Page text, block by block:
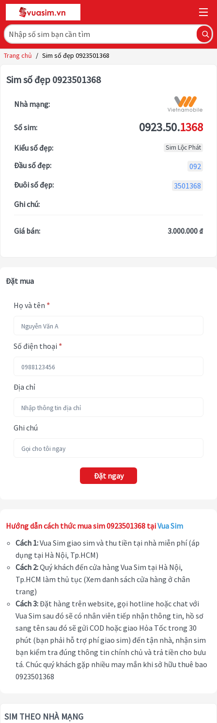
Trang chủ / Sim số đẹp 0923501368
Sim số đẹp 0923501368
Nhà mạng:
Số sim: 0923.50.1368
Kiểu số đẹp: Sim Lộc Phát
Đầu số đẹp:
092
Đuôi số đẹp:
3501368
Ghi chú:
Giá bán: 3.000.000 ₫
Đặt mua
Họ và tên *
Số điện thoại *
Địa chỉ
Ghi chú
Đặt ngay
Hướng dẫn cách thức mua sim 0923501368 tạiVua Sim
Cách 1:Vua Sim giao sim và thu tiền tại nhà miễn phí (áp
dụng tại Hà Nội, Tp.HCM)
Cách 2:Quý khách đến cửa hàng Vua Sim tại Hà Nội,
Tp.HCM làm thủ tục (Xem danh sách cửa hàng ở chân
trang)
Cách 3:Đặt hàng trên website, gọi hotline hoặc chat với
Vua Sim sau đó sẽ có nhân viên tiếp nhận thông tin, hồ sơ
sang tên sau đó sẽ gửi COD hoặc giao Hỏa Tốc trong 30
phút (bạn phải hỗ trợ phí giao sim) đến tận nhà, nhận sim
bạn kiểm tra đúng thông tin chính chủ và trả tiền cho bưu
tá. Chúc quý khách gặp nhiều may mắn khi sở hữu thuê bao
0923501368
SIM THEO NHÀ MẠNG